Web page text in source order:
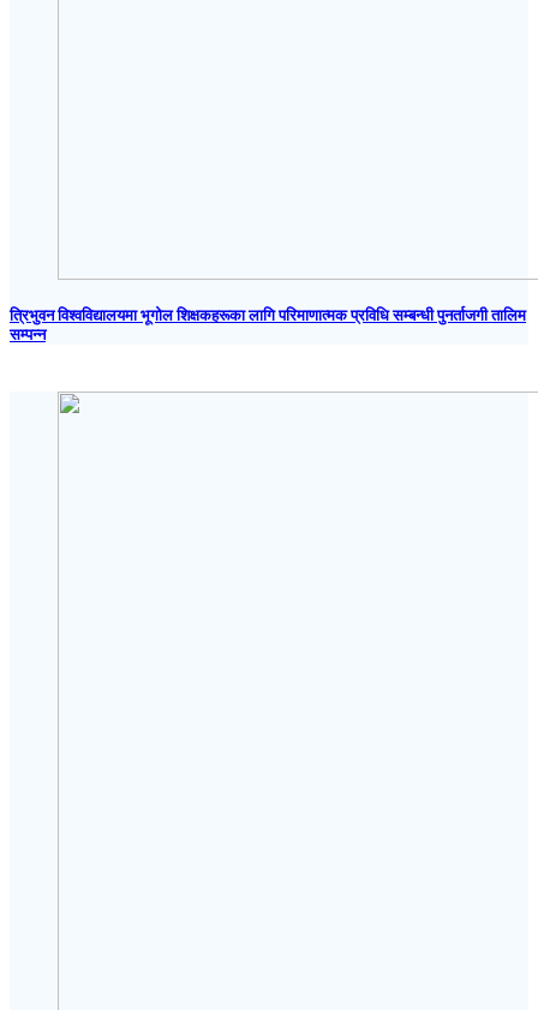
त्रिभुवन विश्वविद्यालयमा भूगोल शिक्षकहरूका लागि परिमाणात्मक प्रविधि सम्बन्धी पुनर्ताजगी तालिम
सम्पन्न